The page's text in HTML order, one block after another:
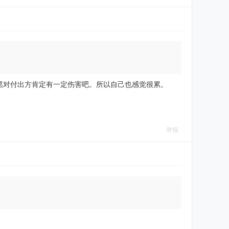
付出方肯定有一定伤害吧。所以自己也感觉很累。
举报